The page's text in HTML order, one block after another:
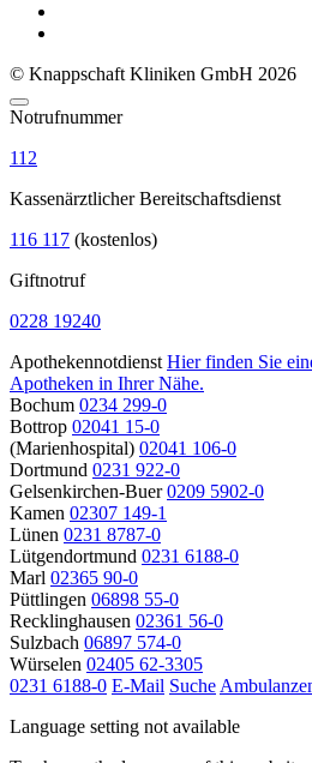
© Knappschaft Kliniken GmbH 2026
Notrufnummer
112
Kassenärztlicher Bereitschaftsdienst
116 117 (kostenlos)
Giftnotruf
0228 19240
Apothekennotdienst Hier finden Sie
Apotheken in Ihrer Nähe.
Bochum 0234 299-0
Bottrop 02041 15-0
(Marienhospital) 02041 106-0
Dortmund 0231 922-0
Gelsenkirchen-Buer 0209 5902-0
Kamen 02307 149-1
Lünen 0231 8787-0
Lütgendortmund 0231 6188-0
Marl 02365 90-0
Püttlingen 06898 55-0
Recklinghausen 02361 56-0
Sulzbach 06897 574-0
Würselen 02405 62-3305
0231 6188-0 E-Mail Suche
Language setting not available